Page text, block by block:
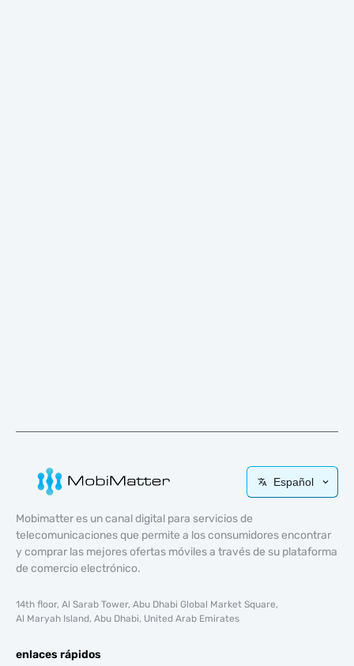
Español
Mobimatter es un canal digital para servicios de
telecomunicaciones que permite a los consumidores encontrar
y comprar las mejores ofertas móviles a través de su plataforma
de comercio electrónico.
14th floor, Al Sarab Tower, Abu Dhabi Global Market Square,
Al Maryah Island, Abu Dhabi, United Arab Emirates
enlaces rápidos